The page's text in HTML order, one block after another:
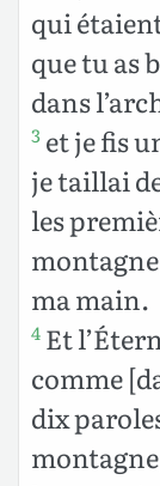
qui
que tu as
dans
3 et je fis
je taillai
les
ma main.
4 Et
comme
dix